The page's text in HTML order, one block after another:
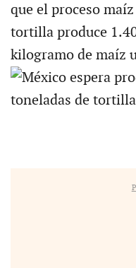
que el proceso
tortilla produce
kilogramo de maíz